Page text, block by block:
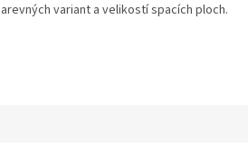
variant a velikostí spacích ploch.